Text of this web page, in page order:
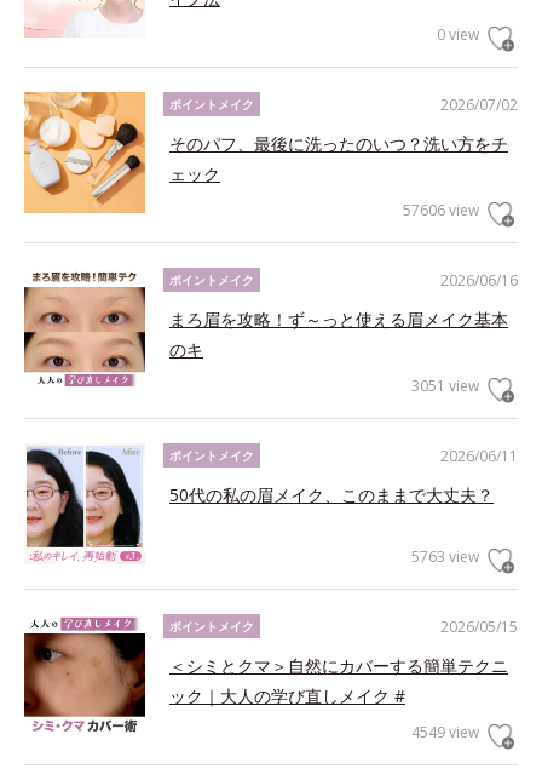
0 view
2026/07/02
ポイントメイク
そのパフ、最後に洗ったのいつ？洗い方をチ
ェック
57606 view
2026/06/16
ポイントメイク
まろ眉を攻略！ず～っと使える眉メイク基本
のキ
3051 view
2026/06/11
ポイントメイク
50代の私の眉メイク、このままで大丈夫？
5763 view
2026/05/15
ポイントメイク
＜シミとクマ＞自然にカバーする簡単テクニ
ック｜大人の学び直しメイク #
4549 view